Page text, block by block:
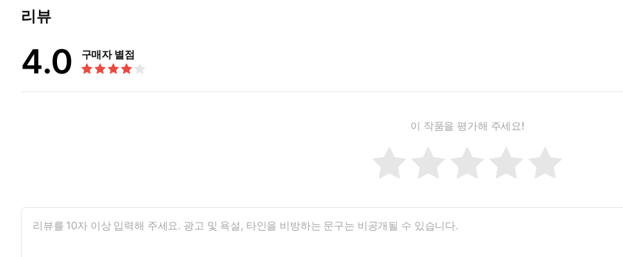
리뷰
4.0 구매자 별점
이 작품을 평가해 주세요!